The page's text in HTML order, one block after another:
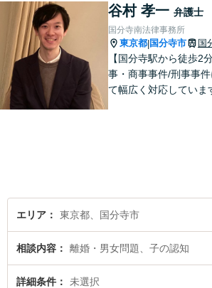
谷村 孝一 弁護士
国分寺南法律事務所
東京都|国分寺市 国
【国分寺駅から徒歩2
事・商事事件/刑事事
て幅広く対応していま
エリア 東京都、国分寺市
相談内容 離婚・男女問題、子の認知
詳細条件 未選択